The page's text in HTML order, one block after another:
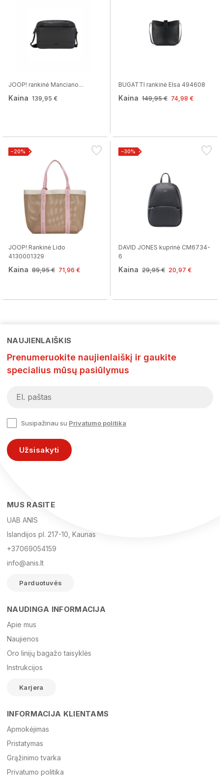
JOOP! rankinė Manciano...
Kaina 139,95 €
BUGATTI rankinė Elsa 494608
Kaina 149,95 € 74,98 €
−20%
JOOP! Rankinė Lido
4130001329
Kaina 89,95 € 71,96 €
−30%
DAVID JONES kuprinė CM6734-
6
Kaina 29,95 € 20,97 €
El. paštas
Žinutė
NAUJIENLAIŠKIS
Prenumeruokite naujienlaiškį ir gaukite
specialius mūsų pasiūlymus
Susipažinau su Privatumo politika
Užsisakyti
MUS RASITE
UAB ANIS
Islandijos pl. 217-10, Kaunas
+37069054159
info@anis.lt
Parduotuvės
NAUDINGA INFORMACIJA
Apie mus
Naujienos
Oro linijų bagažo taisyklės
Instrukcijos
Karjera
INFORMACIJA KLIENTAMS
Apmokėjimas
Pristatymas
Grąžinimo tvarka
Privatumo politika